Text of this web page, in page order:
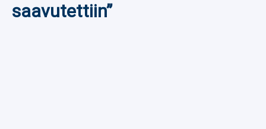
Talviurheilu
saavutettiin”